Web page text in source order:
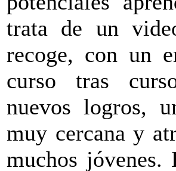
trata de un
recoge, con un
curso tras
nuevos logros,
muy cercana y
muchos jóvenes.